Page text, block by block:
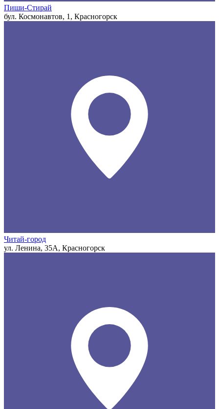
Пиши-Стирай
бул. Космонавтов, 1, Красногорск
Читай-город
ул. Ленина, 35А, Красногорск